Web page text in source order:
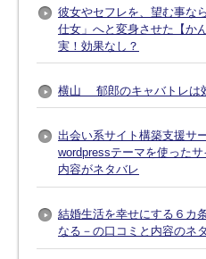
彼女やセフレを、望む事な
仕女」へと変身させた【か
実！効果なし？
横山 郁郎のキャバトレは
出会い系サイト構築支援サ
wordpressテーマを使った
内容がネタバレ
結婚生活を幸せにする６カ
なる－の口コミと内容のネ